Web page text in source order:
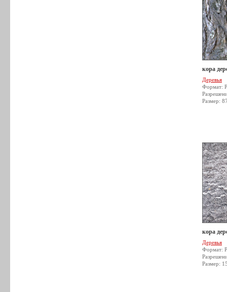
кора
Деревья
Формат:
Размер:
кора
Деревья
Формат:
Размер: